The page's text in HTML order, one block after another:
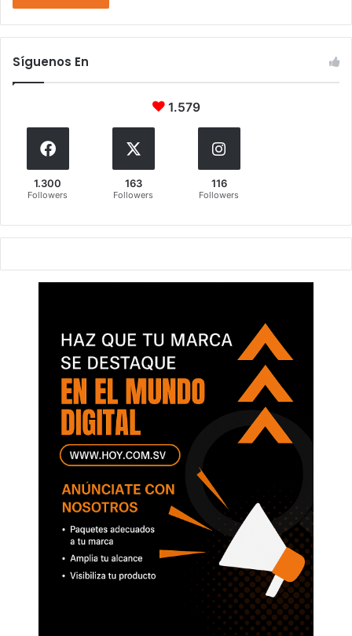
Síguenos En
1.579
1.300
Followers
163
Followers
116
Followers